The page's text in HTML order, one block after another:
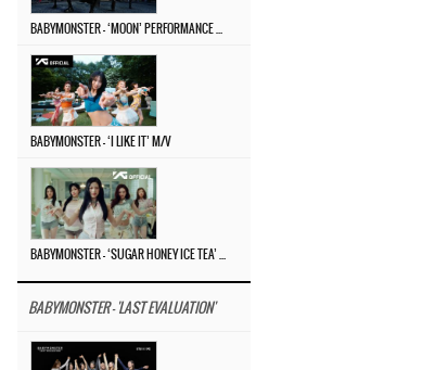
BABYMONSTER – ‘I LIKE IT’ M/V
BABYMONSTER - 'LAST EVALUATION'